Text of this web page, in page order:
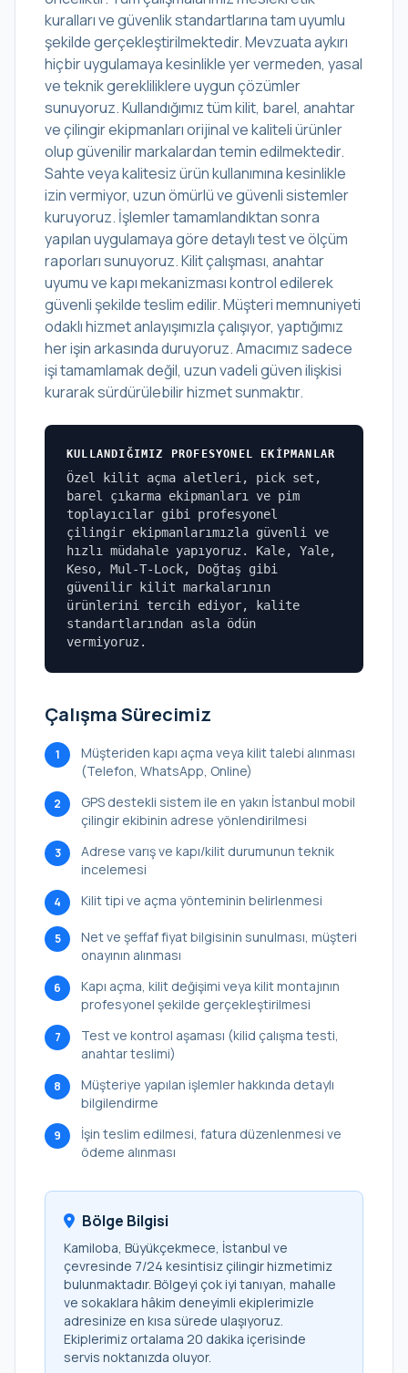
kuralları ve güvenlik standartlarına tam uyumlu
şekilde gerçekleştirilmektedir. Mevzuata aykırı
hiçbir uygulamaya kesinlikle yer vermeden, yasal
ve teknik gerekliliklere uygun çözümler
sunuyoruz. Kullandığımız tüm kilit, barel, anahtar
ve çilingir ekipmanları orijinal ve kaliteli ürünler
olup güvenilir markalardan temin edilmektedir.
Sahte veya kalitesiz ürün kullanımına kesinlikle
izin vermiyor, uzun ömürlü ve güvenli sistemler
kuruyoruz. İşlemler tamamlandıktan sonra
yapılan uygulamaya göre detaylı test ve ölçüm
raporları sunuyoruz. Kilit çalışması, anahtar
uyumu ve kapı mekanizması kontrol edilerek
güvenli şekilde teslim edilir. Müşteri memnuniyeti
odaklı hizmet anlayışımızla çalışıyor, yaptığımız
her işin arkasında duruyoruz. Amacımız sadece
işi tamamlamak değil, uzun vadeli güven ilişkisi
kurarak sürdürülebilir hizmet sunmaktır.
KULLANDIĞIMIZ PROFESYONEL EKIPMANLAR
Özel kilit açma aletleri, pick set,
barel çıkarma ekipmanları ve pim
toplayıcılar gibi profesyonel
çilingir ekipmanlarımızla güvenli ve
hızlı müdahale yapıyoruz. Kale, Yale,
Keso, Mul-T-Lock, Doğtaş gibi
güvenilir kilit markalarının
ürünlerini tercih ediyor, kalite
standartlarından asla ödün
vermiyoruz.
Çalışma Sürecimiz
1
Müşteriden kapı açma veya kilit talebi alınması
(Telefon, WhatsApp, Online)
2
GPS destekli sistem ile en yakın İstanbul mobil
çilingir ekibinin adrese yönlendirilmesi
3
Adrese varış ve kapı/kilit durumunun teknik
incelemesi
4 Kilit tipi ve açma yönteminin belirlenmesi
5
Net ve şeffaf fiyat bilgisinin sunulması, müşteri
onayının alınması
6
Kapı açma, kilit değişimi veya kilit montajının
profesyonel şekilde gerçekleştirilmesi
7
Test ve kontrol aşaması (kilid çalışma testi,
anahtar teslimi)
8
Müşteriye yapılan işlemler hakkında detaylı
bilgilendirme
9
İşin teslim edilmesi, fatura düzenlenmesi ve
ödeme alınması
Bölge Bilgisi
Kamiloba, Büyükçekmece, İstanbul ve
çevresinde 7/24 kesintisiz çilingir hizmetimiz
bulunmaktadır. Bölgeyi çok iyi tanıyan, mahalle
ve sokaklara hâkim deneyimli ekiplerimizle
adresinize en kısa sürede ulaşıyoruz.
Ekiplerimiz ortalama 20 dakika içerisinde
servis noktanızda oluyor.